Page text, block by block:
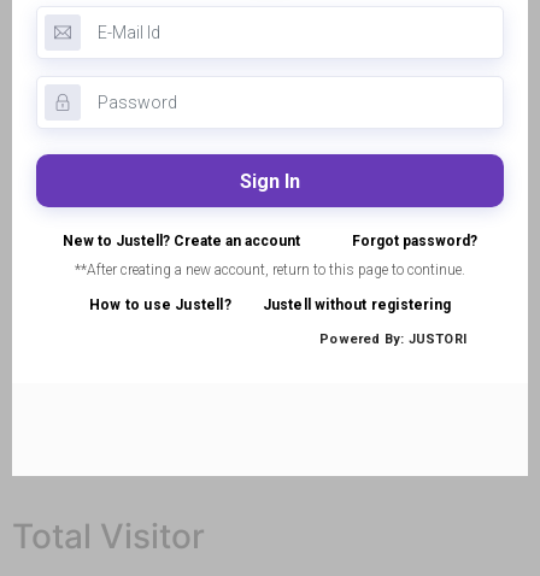
Total Visitor